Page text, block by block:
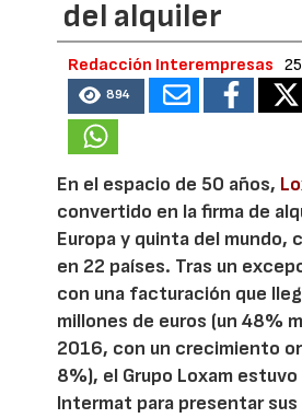
del alquiler
Redacción Interempresas
894
En el espacio de 50 años,
convertido en la firma de
Europa y quinta del mundo,
en 22 países. Tras un
con una facturación que
millones de euros (un 48%
2016, con un crecimiento
8%), el Grupo Loxam
Intermat para presentar sus